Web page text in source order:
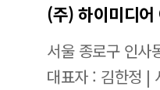
(주) 하이미디어
서울 종로구 인사
대표자 : 김한정 |